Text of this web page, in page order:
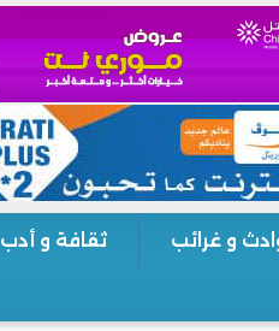
و غرائب ثقافة و أدب